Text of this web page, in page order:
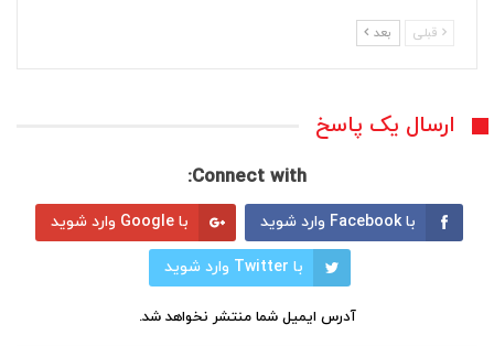
قبلی بعد
ارسال یک پاسخ
Connect with:
با Facebook وارد شوید با Google وارد شوید
با Twitter وارد شوید
آدرس ایمیل شما منتشر نخواهد شد.